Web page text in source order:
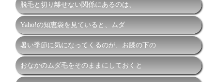
脱毛と切り離せない関係にあるのは、
Yaho!の知恵袋を見ていると、ムダ
暑い季節に気になってくるのが、お膝の下の
おなかのムダ毛をそのままにしておくと